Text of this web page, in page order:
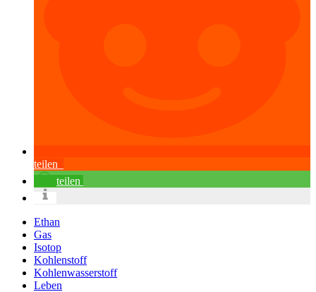
teilen
teilen
Ethan
Gas
Isotop
Kohlenstoff
Kohlenwasserstoff
Leben